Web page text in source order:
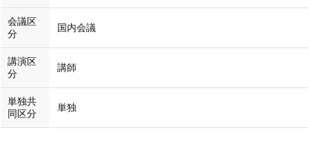
会議区
分
国内会議
講演区
分
講師
単独共
同区分
単独